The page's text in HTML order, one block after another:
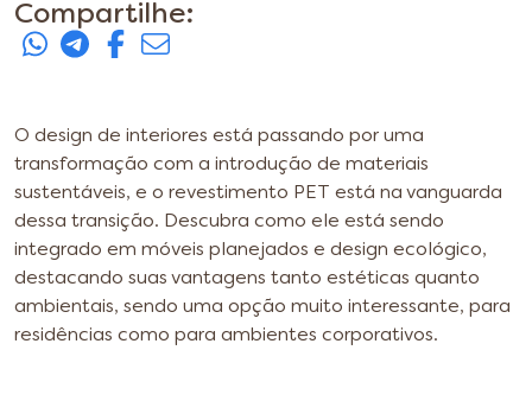
Compartilhe:
O design de interiores está passando por uma
transformação com a introdução de materiais
sustentáveis, e o revestimento PET está na vanguarda
dessa transição. Descubra como ele está sendo
integrado em móveis planejados e design ecológico,
destacando suas vantagens tanto estéticas quanto
ambientais, sendo uma opção muito interessante, para
residências como para ambientes corporativos.